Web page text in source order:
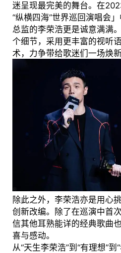
迷呈现最完美的舞台。在
“纵横四海”世界巡回演唱会
总监的李荣浩更是诚意满满
个细节，采用更丰富的视听
术，力争带给歌迷们一场焕
除此之外，李荣浩亦是用心
创新改编。除了在巡演中首
信其他耳熟能详的经典歌曲
喜与感动。
从“天生李荣浩”到“有理想”到